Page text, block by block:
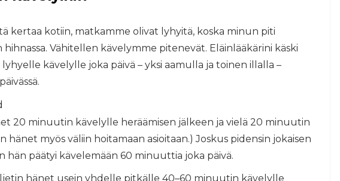
kertaa kotiin, matkamme olivat lyhyitä, koska minun piti
Vähitellen kävelymme pitenevät. Eläinlääkärini käski
kävelylle joka päivä – yksi aamulla ja toinen illalla –
20 minuutin kävelylle heräämisen jälkeen ja vielä 20 minuutin
hänet myös väliin hoitamaan asioitaan.) Joskus pidensin jokaisen
päätyi kävelemään 60 minuuttia joka päivä.
hänet usein yhdelle pitkälle 40–60 minuutin kävelylle